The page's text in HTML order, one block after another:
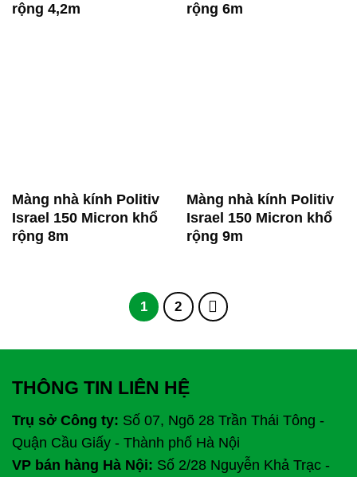
rộng 4,2m
rộng 6m
Màng nhà kính Politiv
Israel 150 Micron khổ
rộng 8m
Màng nhà kính Politiv
Israel 150 Micron khổ
rộng 9m
1 2
THÔNG TIN LIÊN HỆ
Trụ sở Công ty: Số 07, Ngõ 28 Trần Thái Tông -
Quận Cầu Giấy - Thành phố Hà Nội
VP bán hàng Hà Nội: Số 2/28 Nguyễn Khả Trạc -